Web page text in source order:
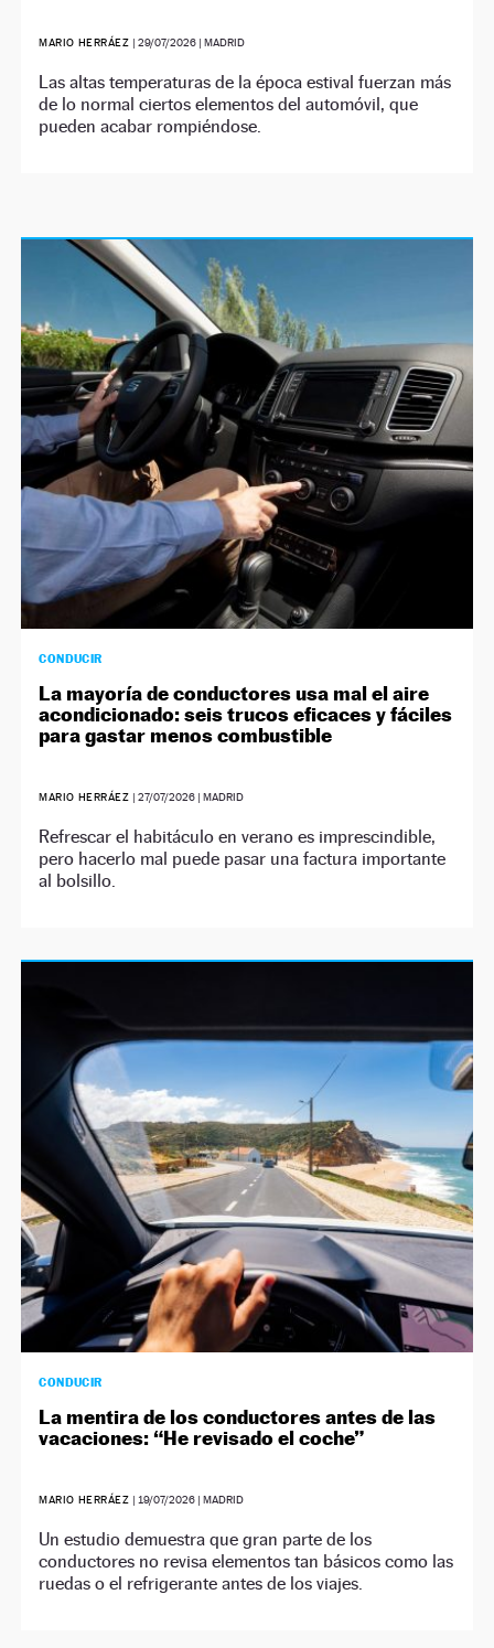
MARIO HERRÁEZ | 29/07/2026| MADRID
Las altas temperaturas de la época estival fuerzan más
de lo normal ciertos elementos del automóvil, que
pueden acabar rompiéndose.
CONDUCIR
La mayoría de conductores usa mal el aire
acondicionado: seis trucos eficaces y fáciles
para gastar menos combustible
MARIO HERRÁEZ | 27/07/2026| MADRID
Refrescar el habitáculo en verano es imprescindible,
pero hacerlo mal puede pasar una factura importante
al bolsillo.
CONDUCIR
La mentira de los conductores antes de las
vacaciones: “He revisado el coche”
MARIO HERRÁEZ | 19/07/2026| MADRID
Un estudio demuestra que gran parte de los
conductores no revisa elementos tan básicos como las
ruedas o el refrigerante antes de los viajes.